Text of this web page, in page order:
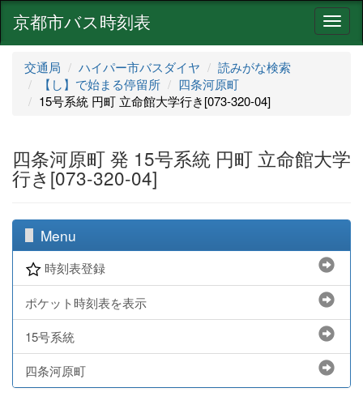
ナ
ビ
京都市バス時刻表
交通局 ハイパー市バスダイヤ
読みがな検索
【し】で始まる停留所
四条河原町
15号系統 円町 立命館大学行き[073-320-04]
四条河原町 発 15号系統 円町 立命館大学
行き[073-320-04]
Menu
時刻表登録
ポケット時刻表を表示
15号系統
四条河原町